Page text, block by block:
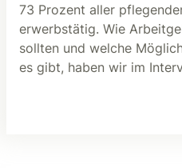
73 Prozent aller
erwerbstätig. Wie
sollten und welche
es gibt, haben wir im